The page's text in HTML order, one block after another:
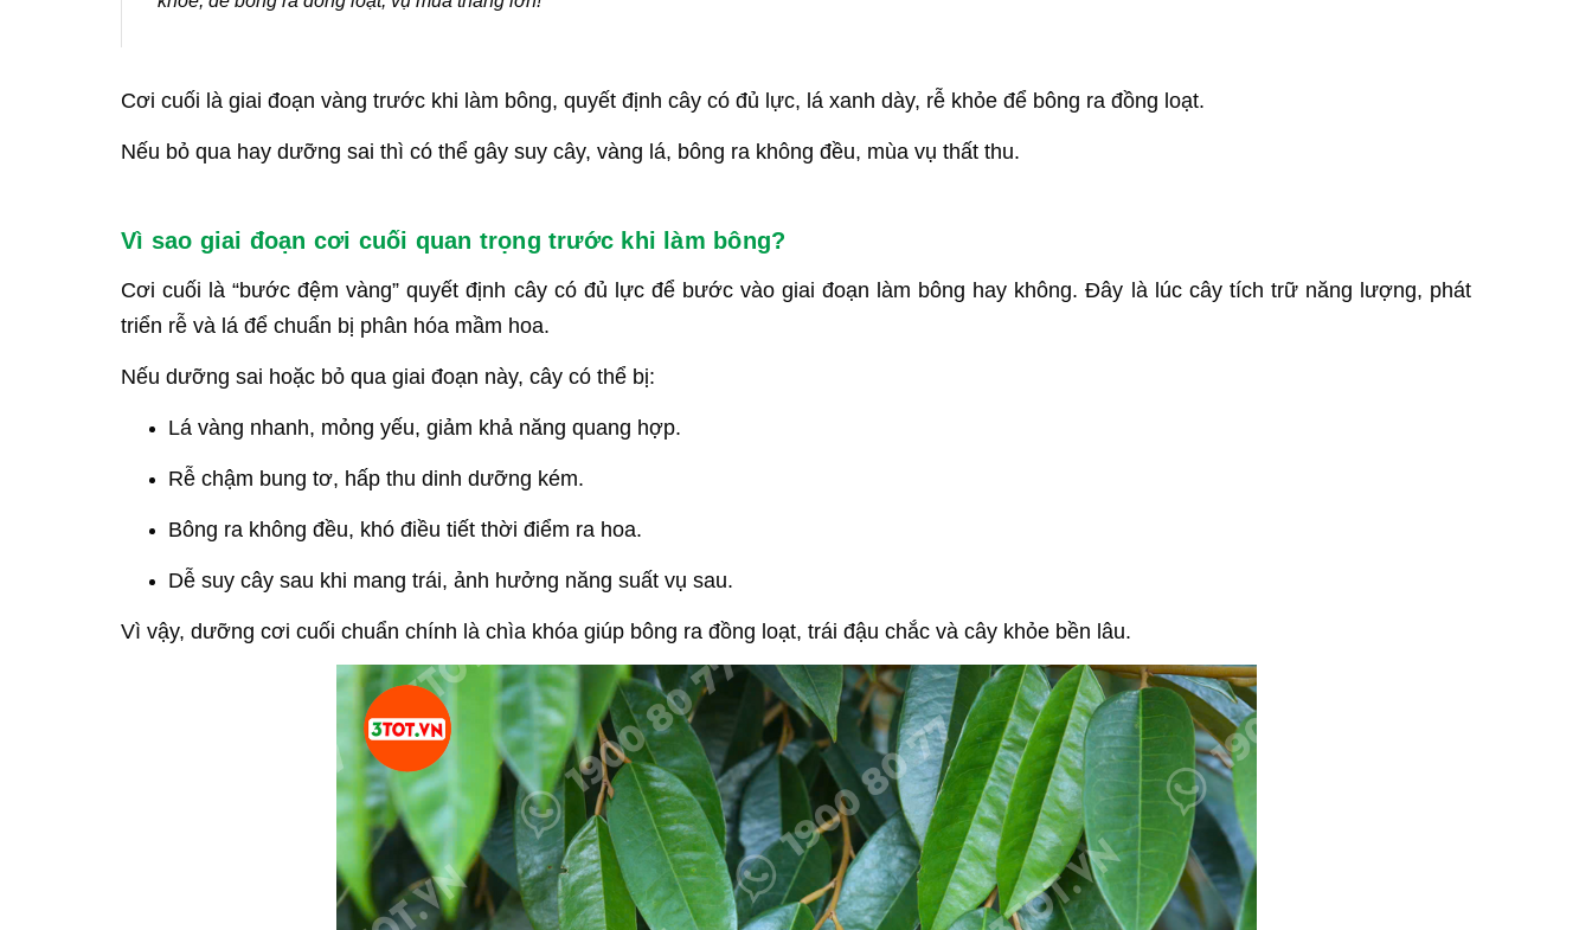
Cơi cuối là giai đoạn vàng trước khi làm bông, quyết định cây có đủ lực, lá xanh dày, rễ khỏe để bông ra đồng loạt.
Nếu bỏ qua hay dưỡng sai thì có thể gây suy cây, vàng lá, bông ra không đều, mùa vụ thất thu.
Vì sao giai đoạn cơi cuối quan trọng trước khi làm bông?
Cơi cuối là “bước đệm vàng” quyết định cây có đủ lực để bước vào giai đoạn làm bông hay không. Đây là lúc cây tích trữ năng lượng, phát
triển rễ và lá để chuẩn bị phân hóa mầm hoa.
Nếu dưỡng sai hoặc bỏ qua giai đoạn này, cây có thể bị:
Lá vàng nhanh, mỏng yếu, giảm khả năng quang hợp.
Rễ chậm bung tơ, hấp thu dinh dưỡng kém.
Bông ra không đều, khó điều tiết thời điểm ra hoa.
Dễ suy cây sau khi mang trái, ảnh hưởng năng suất vụ sau.
Vì vậy, dưỡng cơi cuối chuẩn chính là chìa khóa giúp bông ra đồng loạt, trái đậu chắc và cây khỏe bền lâu.